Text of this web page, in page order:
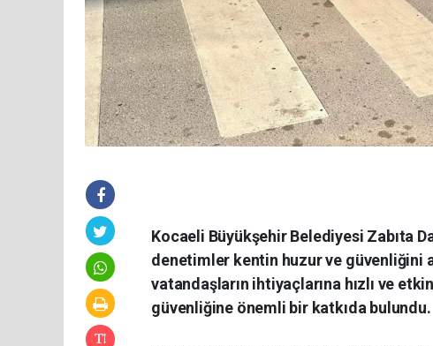
Kocaeli Büyükşehir Belediyesi Zabıta
denetimler kentin huzur ve güvenliğini
vatandaşların ihtiyaçlarına hızlı ve
güvenliğine önemli bir katkıda bulundu.